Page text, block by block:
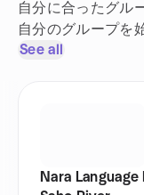
自分に合ったグル
自分のグループを
See all
Nara